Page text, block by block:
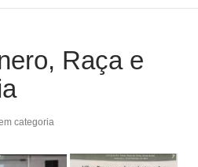
Raça e
categoria